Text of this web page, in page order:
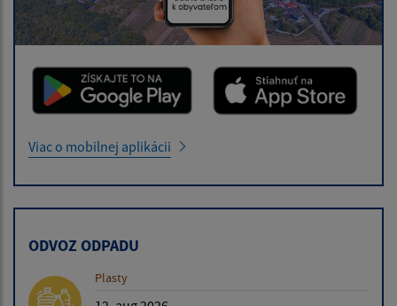
Viac o mobilnej aplikácii
ODVOZ ODPADU
Plasty